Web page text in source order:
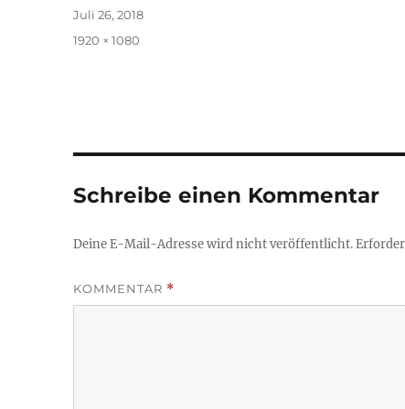
Veröffentlicht
Juli 26, 2018
Volle
1920 × 1080
Schreibe einen Kommentar
Deine E-Mail-Adresse wird nicht veröffentlicht.
KOMMENTAR *